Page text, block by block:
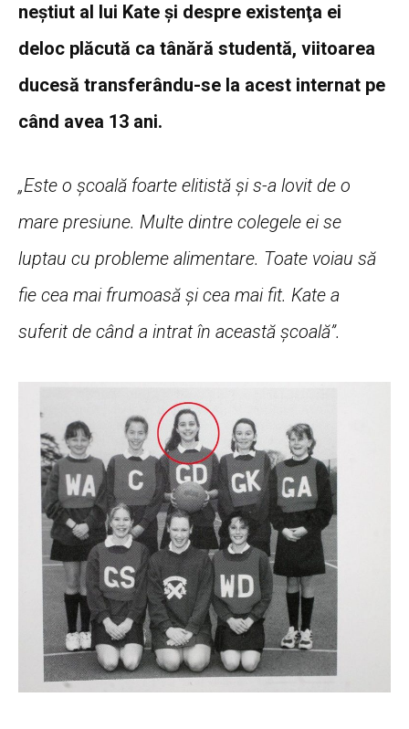
neştiut al lui Kate şi despre existenţa ei
deloc plăcută ca tânără studentă, viitoarea
ducesă transferându-se la acest internat pe
când avea 13 ani.
„Este o şcoală foarte elitistă şi s-a lovit de o
mare presiune. Multe dintre colegele ei se
luptau cu probleme alimentare. Toate voiau să
fie cea mai frumoasă şi cea mai fit. Kate a
suferit de când a intrat în această şcoală”.